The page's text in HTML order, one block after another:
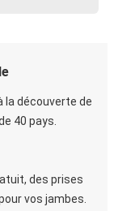
la découverte de
40 pays.
des prises
vos jambes.